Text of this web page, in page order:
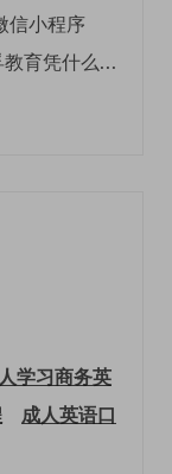
信小程序
探寻成人英语口语线上课程：EF 英孚教育凭什么领航
学习商务英
成人英语口